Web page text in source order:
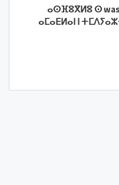
ⴰⵙⴼⵓⴳⵍⵓ ⵙ
ⴰⵎⴰⴹⵍⴰⵏ ⵏ